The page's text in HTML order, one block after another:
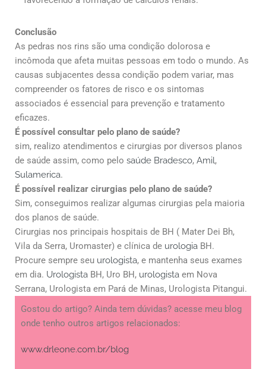
Conclusão
As pedras nos rins são uma condição dolorosa e
incômoda que afeta muitas pessoas em todo o mundo. As
causas subjacentes dessa condição podem variar, mas
compreender os fatores de risco e os sintomas
associados é essencial para prevenção e tratamento
eficazes.
É possível consultar pelo plano de saúde?
sim, realizo atendimentos e cirurgias por diversos planos
de saúde assim, como pelo saúde Bradesco, Amil,
Sulamerica.
É possível realizar cirurgias pelo plano de saúde?
Sim, conseguimos realizar algumas cirurgias pela maioria
dos planos de saúde.
Cirurgias nos principais hospitais de BH ( Mater Dei Bh,
Vila da Serra, Uromaster) e clínica de urologia BH.
Procure sempre seu urologista, e mantenha seus exames
em dia. Urologista BH, Uro BH, urologista em Nova
Serrana, Urologista em Pará de Minas, Urologista Pitangui.
Gostou do artigo? Ainda tem dúvidas? acesse meu blog
onde tenho outros artigos relacionados:
www.drleone.com.br/blog